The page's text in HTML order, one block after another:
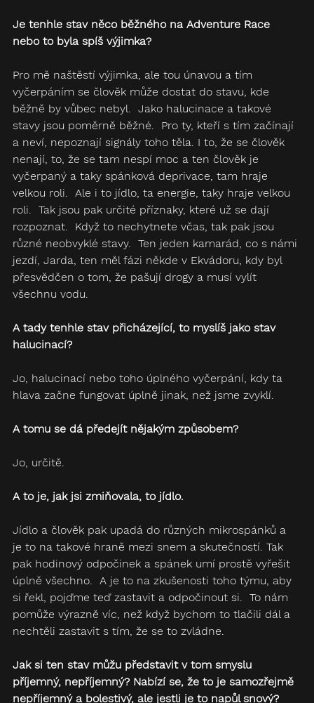
Je tenhle stav něco běžného na Adventure Race
nebo to byla spíš výjimka?
Pro mě naštěstí výjimka, ale tou únavou a tím
vyčerpáním se člověk může dostat do stavu, kde
běžně by vůbec nebyl.  Jako halucinace a takové
stavy jsou poměrně běžné.  Pro ty, kteří s tím začínají
a neví, nepoznají signály toho těla. I to, že se člověk
nenají, to, že se tam nespí moc a ten člověk je
vyčerpaný a taky spánková deprivace, tam hraje
velkou roli.  Ale i to jídlo, ta energie, taky hraje velkou
roli.  Tak jsou pak určité příznaky, které už se dají
rozpoznat.  Když to nechytnete včas, tak pak jsou
různé neobvyklé stavy.  Ten jeden kamarád, co s námi
jezdí, Jarda, ten měl fázi někde v Ekvádoru, kdy byl
přesvědčen o tom, že pašují drogy a musí vylít
všechnu vodu.
A tady tenhle stav přicházející, to myslíš jako stav
halucinací?
Jo, halucinací nebo toho úplného vyčerpání, kdy ta
hlava začne fungovat úplně jinak, než jsme zvyklí.
A tomu se dá předejít nějakým způsobem?
Jo, určitě.
A to je, jak jsi zmiňovala, to jídlo.
Jídlo a člověk pak upadá do různých mikrospánků a
je to na takové hraně mezi snem a skutečností. Tak
pak hodinový odpočinek a spánek umí prostě vyřešit
úplně všechno.  A je to na zkušenosti toho týmu, aby
si řekl, pojďme teď zastavit a odpočinout si.  To nám
pomůže výrazně víc, než když bychom to tlačili dál a
nechtěli zastavit s tím, že se to zvládne.
Jak si ten stav můžu představit v tom smyslu
příjemný, nepříjemný? Nabízí se, že to je samozřejmě
nepříjemný a bolestivý, ale jestli je to napůl snový?